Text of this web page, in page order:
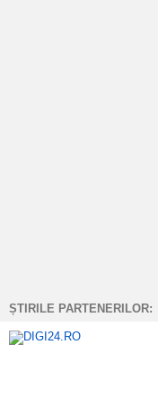
ȘTIRILE PARTENERILOR: